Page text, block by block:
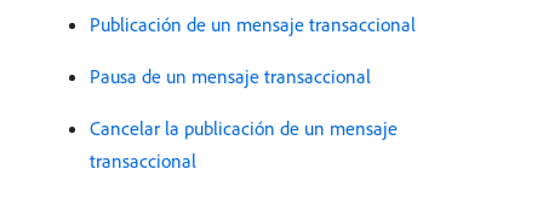
Publicación de un mensaje transaccional
Pausa de un mensaje transaccional
Cancelar la publicación de un mensaje
transaccional